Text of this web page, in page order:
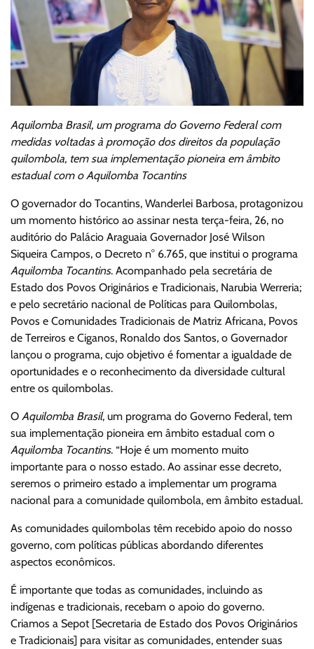
Aquilomba Brasil, um programa do Governo Federal com
medidas voltadas à promoção dos direitos da população
quilombola, tem sua implementação pioneira em âmbito
estadual com o Aquilomba Tocantins
O governador do Tocantins, Wanderlei Barbosa, protagonizou
um momento histórico ao assinar nesta terça-feira, 26, no
auditório do Palácio Araguaia Governador José Wilson
Siqueira Campos, o Decreto n° 6.765, que institui o programa
Aquilomba Tocantins. Acompanhado pela secretária de
Estado dos Povos Originários e Tradicionais, Narubia Werreria;
e pelo secretário nacional de Políticas para Quilombolas,
Povos e Comunidades Tradicionais de Matriz Africana, Povos
de Terreiros e Ciganos, Ronaldo dos Santos, o Governador
lançou o programa, cujo objetivo é fomentar a igualdade de
oportunidades e o reconhecimento da diversidade cultural
entre os quilombolas.
O Aquilomba Brasil, um programa do Governo Federal, tem
sua implementação pioneira em âmbito estadual com o
Aquilomba Tocantins. “Hoje é um momento muito
importante para o nosso estado. Ao assinar esse decreto,
seremos o primeiro estado a implementar um programa
nacional para a comunidade quilombola, em âmbito estadual.
As comunidades quilombolas têm recebido apoio do nosso
governo, com políticas públicas abordando diferentes
aspectos econômicos.
É importante que todas as comunidades, incluindo as
indígenas e tradicionais, recebam o apoio do governo.
Criamos a Sepot [Secretaria de Estado dos Povos Originários
e Tradicionais] para visitar as comunidades, entender suas